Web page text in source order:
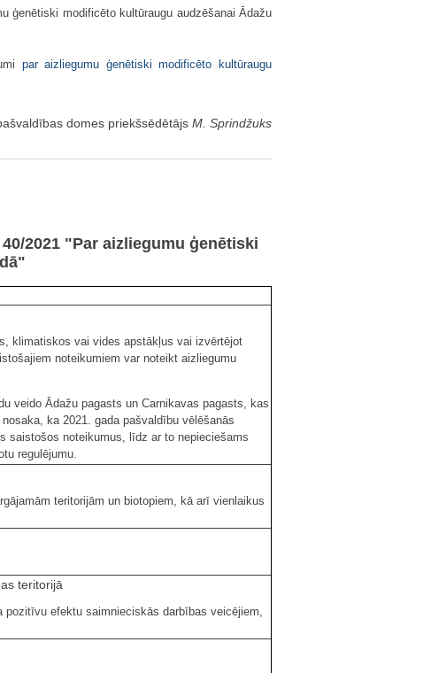
ģenētiski modificēto kultūraugu audzēšanai Ādažu
par aizliegumu ģenētiski modificēto kultūraugu
domes priekšsēdētājs M. Sprindžuks
2021 "Par aizliegumu ģenētiski
klimatiskos vai vides apstākļus vai izvērtējot
noteikumiem var noteikt aizliegumu
veido Ādažu pagasts un Carnikavas pagasts, kas
ka 2021. gada pašvaldību vēlēšanās
saistošos noteikumus, līdz ar to nepieciešams
regulējumu.
teritorijām un biotopiem, kā arī vienlaikus
teritorijā
pozitīvu efektu saimnieciskās darbības veicējiem,